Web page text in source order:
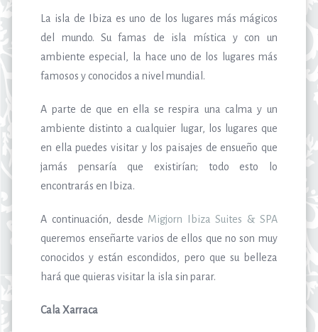
La isla de Ibiza es uno de los lugares más mágicos
del mundo. Su famas de isla mística y con un
ambiente especial, la hace uno de los lugares más
famosos y conocidos a nivel mundial.
A parte de que en ella se respira una calma y un
ambiente distinto a cualquier lugar, los lugares que
en ella puedes visitar y los paisajes de ensueño que
jamás pensaría que existirían; todo esto lo
encontrarás en Ibiza.
A continuación, desde Migjorn Ibiza Suites & SPA
queremos enseñarte varios de ellos que no son muy
conocidos y están escondidos, pero que su belleza
hará que quieras visitar la isla sin parar.
Cala Xarraca